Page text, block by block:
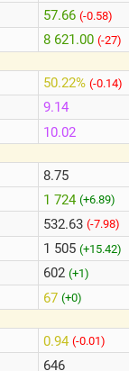
57.66 (-0.58)
8 621.00 (-27)
50.22%(-0.14)
9.14
10.02
8.75
1 724(+6.89)
532.63(-7.98)
1 505(+15.42)
602(+1)
67(+0)
0.94(-0.01)
646